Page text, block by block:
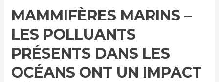
MAMMIFÈRES MARINS –
LES POLLUANTS
PRÉSENTS DANS LES
OCÉANS ONT UN IMPACT